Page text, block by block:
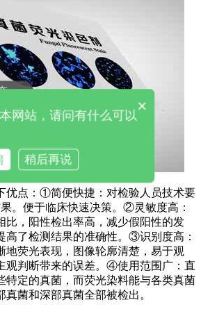
优点：①简便快捷：对检验人员技术要
。便于临床快速决策。②灵敏度高：
比，阳性检出率高，减少假阳性的发
高了检测结果的准确性。③识别度高：
地荧光表现，图像轮廓清楚，易于观
观判断带来的误差。④使用范围广：直
特定的真菌，而荧光染料能与各类真菌
菌和深部真菌全部被检出。
可以介绍下你们的产品么
×
网站，请问有什么可以
稍后再说